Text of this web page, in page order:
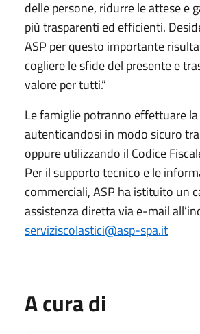
delle persone, ridurre le attese e
più trasparenti ed efficienti.
ASP per questo importante
cogliere le sfide del presente e
valore per tutti.”
Le famiglie potranno effettuare
autenticandosi in modo sicuro
oppure utilizzando il Codice
Per il supporto tecnico e le
commerciali, ASP ha istituito un
assistenza diretta via e-mail
serviziscolastici@asp-spa.it
A cura di